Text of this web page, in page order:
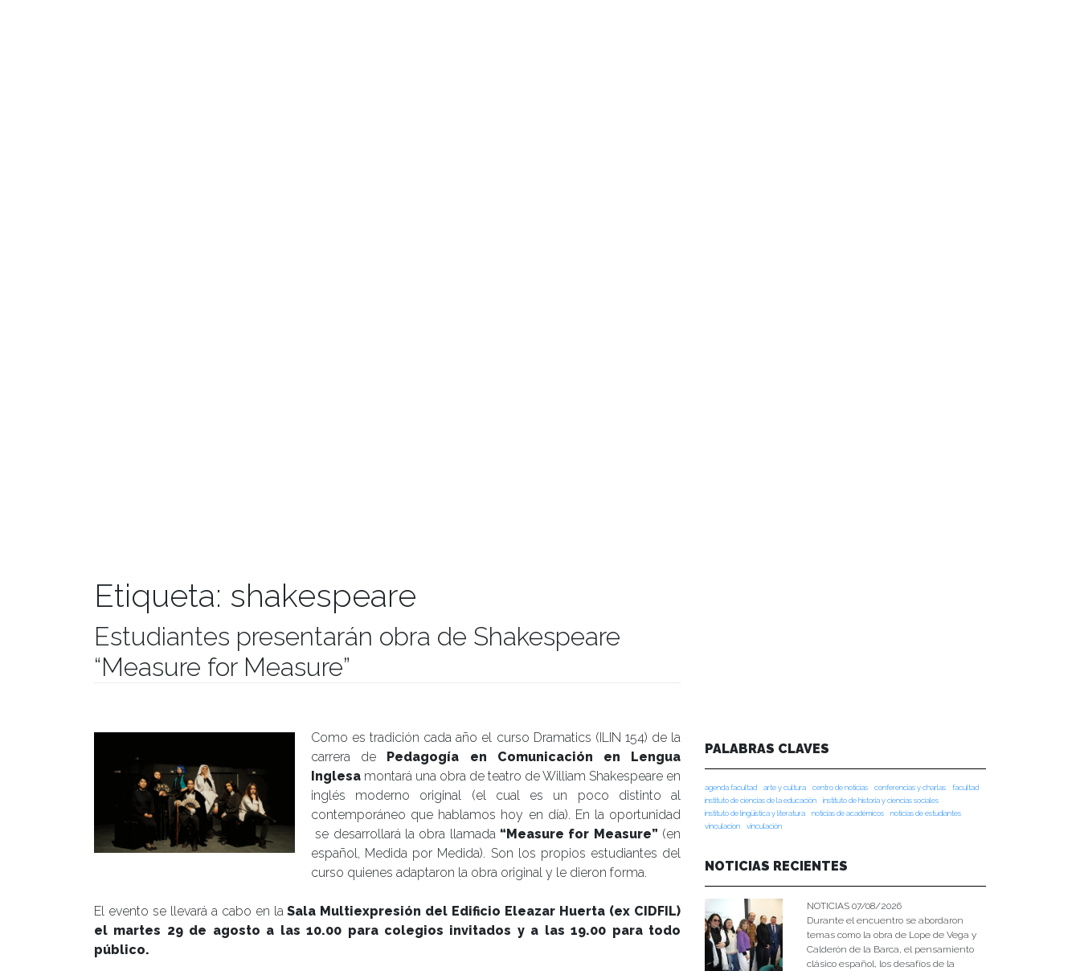
Etiqueta: shakespeare
Estudiantes presentarán obra de Shakespeare
“Measure for Measure”
Como es tradición cada año el curso Dramatics (ILIN 154) de la
carrera de Pedagogía en Comunicación en Lengua
Inglesa montará una obra de teatro de William Shakespeare en
inglés moderno original (el cual es un poco distinto al
contemporáneo que hablamos hoy en día). En la oportunidad
se desarrollará la obra llamada “Measure for Measure” (en
español, Medida por Medida). Son los propios estudiantes del
curso quienes adaptaron la obra original y le dieron forma.
El evento se llevará a cabo en laSala Multiexpresión del Edificio Eleazar Huerta (ex CIDFIL)
el martes 29 de agosto a las 10.00 para colegios invitados y a las 19.00 para todo
público.
PALABRAS CLAVES
agenda facultad arte y cultura centro de noticias conferencias y charlas
facultad
instituto de ciencias de la educación
instituto de historia y ciencias sociales
instituto de lingüística y literatura
noticias de académicos
noticias de estudiantes
vinculacion
vinculación
NOTICIAS RECIENTES
NOTICIAS 07/08/2026
Durante el encuentro se abordaron
temas como la obra de Lope de Vega y
Calderón de la Barca, el pensamiento
clásico español, los desafíos de la